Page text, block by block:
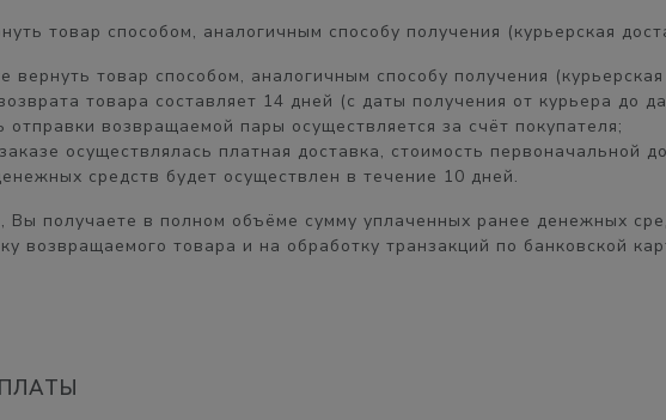
товар способом, аналогичным способу получения (курьерская
вернуть товар способом, аналогичным способу получения
товара составляет 14 дней (с даты получения от курьера до
отправки возвращаемой пары осуществляется за счёт покупателя;
осуществлялась платная доставка, стоимость первоначальной
средств будет осуществлен в течение 10 дней.
Вы получаете в полном объёме сумму уплаченных ранее денежных
возвращаемого товара и на обработку транзакций по банковской